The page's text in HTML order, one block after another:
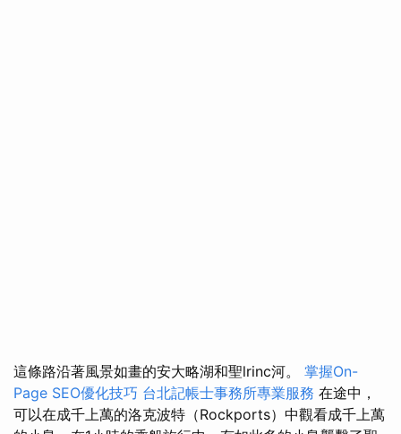
這條路沿著風景如畫的安大略湖和聖lrinc河。 掌握On-
Page SEO優化技巧 台北記帳士事務所專業服務 在途中，
可以在成千上萬的洛克波特（Rockports）中觀看成千上萬